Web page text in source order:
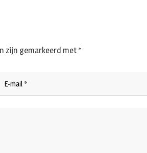
zijn gemarkeerd met *